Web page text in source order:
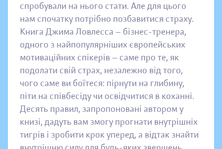
спробували на нього стати. Але для цього
нам спочатку потрібно позбавитися страху.
Книга Джима Ловлесса — бізнес-тренера,
одного з найпопулярніших європейських
мотиваційних спікерів — саме про те, як
подолати свій страх, незалежно від того,
чого саме ви боїтеся: пірнути на глибину,
піти на співбесіду чи освідчитися в коханні.
Десять правил, запропоновані автором у
книзі, дадуть вам змогу прогнати внутрішніх
тигрів і зробити крок уперед, а відтак знайти